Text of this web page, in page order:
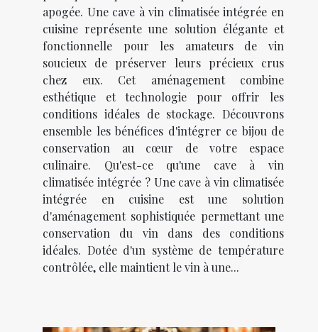
apogée. Une cave à vin climatisée intégrée en
cuisine représente une solution élégante et
fonctionnelle pour les amateurs de vin
soucieux de préserver leurs précieux crus
chez eux. Cet aménagement combine
esthétique et technologie pour offrir les
conditions idéales de stockage. Découvrons
ensemble les bénéfices d'intégrer ce bijou de
conservation au cœur de votre espace
culinaire. Qu'est-ce qu'une cave à vin
climatisée intégrée ? Une cave à vin climatisée
intégrée en cuisine est une solution
d'aménagement sophistiquée permettant une
conservation du vin dans des conditions
idéales. Dotée d'un système de température
contrôlée, elle maintient le vin à une...